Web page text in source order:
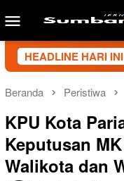
ke
Menu
Mobile
HEADLINE HARI INI
Sumbar
Beranda Peristiwa
KPU Kota
Keputusan
Walikota dan